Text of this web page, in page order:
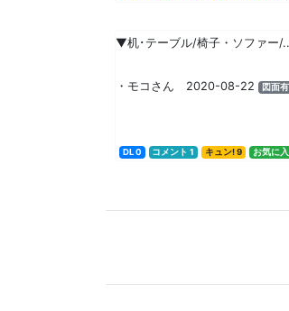
▼机･テーブル/椅子・ソファー/
・モコさん 2020-08-22 図面有
DL 0 コメント 1 キュン! 9 お気に